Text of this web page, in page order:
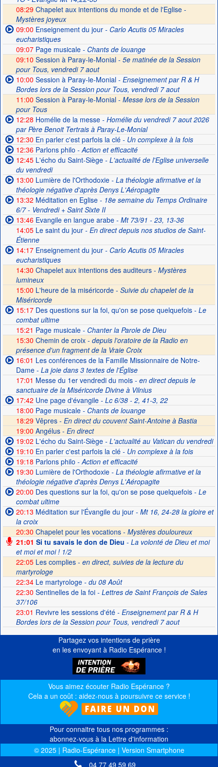
08:29 Chapelet aux intentions du monde et de l'Eglise -
Mystères joyeux
09:00 Enseignement du jour- Carlo Acutis 05 Miracles
eucharistiques
09:07Page musicale- Chants de louange
09:10 Session à Paray-le-Monial - 5e matinée de la Session
pour Tous, vendredi 7 aout
10:00 Session à Paray-le-Monial- Enseignement par R & H
Bordes lors de la Session pour Tous, vendredi 7 aout
11:00 Session à Paray-le-Monial - Messe lors de la Session
pour Tous
12:28 Homélie de la messe- Homélie du vendredi 7 aout 2026
par Père Benoit Tertrais à Paray-Le-Monial
12:30 En parler c'est parfois la clé- Un complexe à la fois
12:36Parlons philo - Action et efficacité
12:45L'écho du Saint-Siège- L'actualité de l'Eglise universelle
du vendredi
13:00 Lumière de l'Orthodoxie- La théologie afirmative et la
théologie négative d'après Denys L'Aéropagite
13:32 Méditation en Eglise- 18e semaine du Temps Ordinaire
6/7 - Vendredi + Saint Sixte II
13:46Evangile en langue arabe- Mt 73/91 - 23, 13-36
14:05Le saint du jour- En direct depuis nos studios de Saint-
Étienne
14:17Enseignement du jour- Carlo Acutis 05 Miracles
eucharistiques
14:30 Chapelet aux intentions des auditeurs - Mystères
lumineux
15:00 L'heure de la miséricorde - Suivie du chapelet de la
Miséricorde
15:17Des questions sur la foi, qu'on se pose quelquefois- Le
combat ultime
15:21 Page musicale- Chanter la Parole de Dieu
15:30 Chemin de croix - depuis l'oratoire de la Radio en
présence d'un fragment de la Vraie Croix
16:01 Les conférences de la Famille Missionnaire de Notre-
Dame- La joie dans 3 textes de l'Église
17:01 Messe du 1er vendredi du mois- en direct depuis le
sanctuaire de la Miséricorde Divine à Vilnius
17:42 Une page d'évangile- Lc 6/38 - 2, 41-3, 22
18:00 Page musicale- Chants de louange
18:29 Vêpres - En direct du couvent Saint-Antoine à Bastia
19:00 Angélus - En direct
19:02 L'écho du Saint-Siège- L'actualité au Vatican du vendredi
19:10 En parler c'est parfois la clé- Un complexe à la fois
19:18 Parlons philo - Action et efficacité
19:30 Lumière de l'Orthodoxie- La théologie afirmative et la
théologie négative d'après Denys L'Aéropagite
20:00 Des questions sur la foi, qu'on se pose quelquefois- Le
combat ultime
20:13 Méditation sur l'Évangile du jour- Mt 16, 24-28 la gloire et
la croix
20:30 Chapelet pour les vocations - Mystères douloureux
21:01 Si tu savais le don de Dieu - La volonté de Dieu et moi
et moi et moi ! 1/2
22:05Les complies - en direct, suivies de la lecture du
martyrologe
22:34Le martyrologe- du 08 Août
22:30 Sentinelles de la foi- Lettres de Saint François de Sales
37/106
23:01 Revivre les sessions d'été- Enseignement par R & H
Bordes lors de la Session pour Tous, vendredi 7 aout
Partagez vos intentions de prière
en les envoyant à Radio Espérance !
Vous aimez écouter Radio Espérance ?
Cela a un coût : aidez-nous à poursuivre ce service !
Pour connaitre tous nos programmes :
abonnez-vous à la Lettre d'information
© 2025 | Radio-Espérance | Version Smartphone
04 77 49 59 69